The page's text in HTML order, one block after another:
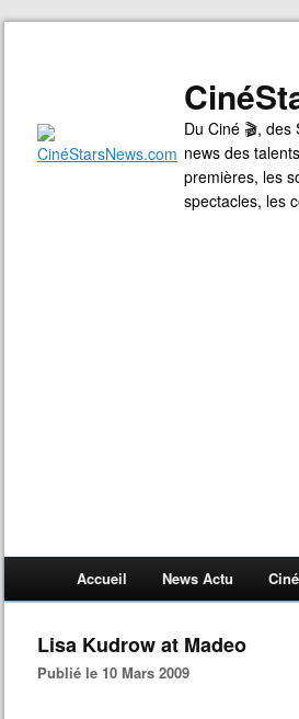
Du Ciné 🎬,
news des
premières, les
spectacles, les
Accueil News Actu
Lisa Kudrow at Madeo
Publié le 10 Mars 2009